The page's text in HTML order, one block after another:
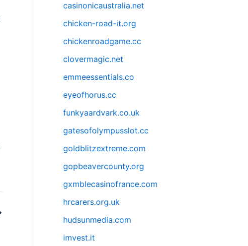
casinonicaustralia.net
chicken-road-it.org
chickenroadgame.cc
clovermagic.net
emmeessentials.co
eyeofhorus.cc
funkyaardvark.co.uk
gatesofolympusslot.cc
goldblitzextreme.com
gopbeavercounty.org
gxmblecasinofrance.com
hrcarers.org.uk
hudsunmedia.com
imvest.it